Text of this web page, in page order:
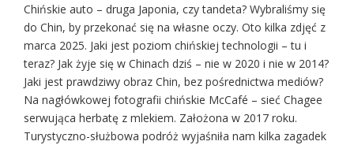
Chińskie auto – druga Japonia, czy tandeta? Wybraliśmy się
do Chin, by przekonać się na własne oczy. Oto kilka zdjęć z
marca 2025. Jaki jest poziom chińskiej technologii – tu i
teraz? Jak żyje się w Chinach dziś – nie w 2020 i nie w 2014?
Jaki jest prawdziwy obraz Chin, bez pośrednictwa mediów?
Na nagłówkowej fotografii chińskie McCafé – sieć Chagee
serwująca herbatę z mlekiem. Założona w 2017 roku.
Turystyczno-służbowa podróż wyjaśniła nam kilka zagadek